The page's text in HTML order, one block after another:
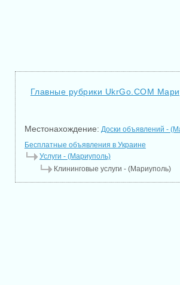
Главные рубрики UkrGo.COM
Местонахождение: Доски объявлений -
Бесплатные объявления в Украине
Услуги - (Мариуполь)
Клининговые услуги - (Мариуполь)